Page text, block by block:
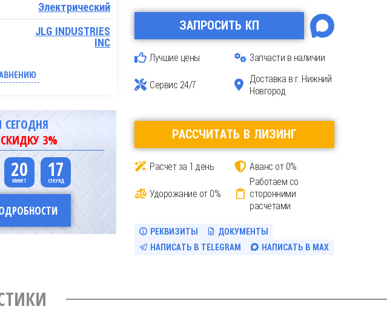
Электрический
JLG INDUSTRIES
INC
СКИДКУ 3%
20 16
ЗАПРОСИТЬ КП
Лучшие цены Запчасти в наличии
Сервис 24/7 Доставка в г. Нижний
Новгород
РАССЧИТАТЬ В ЛИЗИНГ
Расчет за 1 день Аванс от 0%
Удорожание от 0%
Работаем со
сторонними
расчетами
РЕКВИЗИТЫ
ДОКУМЕНТЫ
НАПИСАТЬ В TELEGRAM
НАПИСАТЬ В MAX